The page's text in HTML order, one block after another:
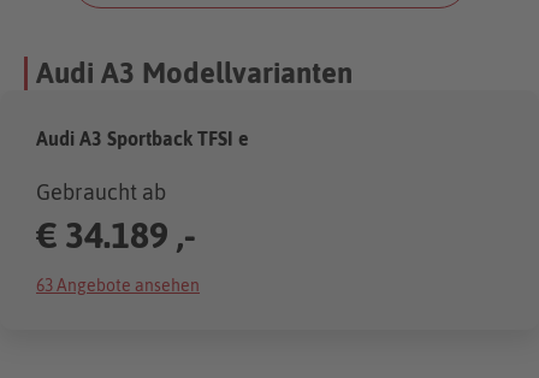
Audi A3 Modellvarianten
Audi A3 Sportback TFSI e
Gebraucht ab
€ 34.189 ,-
63 Angebote ansehen